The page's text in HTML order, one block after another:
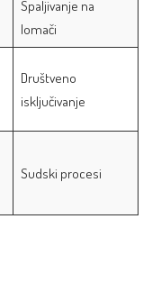
Spaljivanje na
lomači
Društveno
isključivanje
Sudski procesi